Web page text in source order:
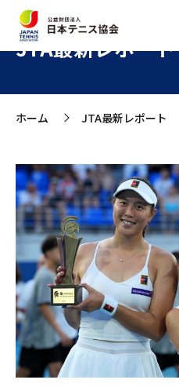
JTA最新レポート
ホーム >
JTA最新レポート